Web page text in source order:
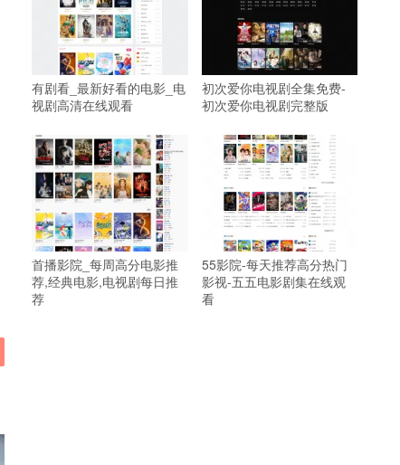
有剧看_最新好看的电影_电
视剧高清在线观看
初次爱你电视剧全集免费-
初次爱你电视剧完整版
首播影院_每周高分电影推
荐,经典电影,电视剧每日推
荐
55影院-每天推荐高分热门
影视-五五电影剧集在线观
看